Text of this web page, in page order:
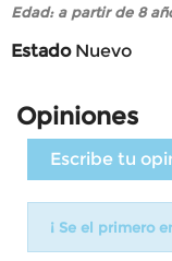
Edad: a partir de 8
Estado Nuevo
Opiniones
Escribe tu
¡ Se el primero